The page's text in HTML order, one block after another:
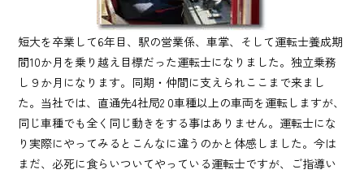
短大を卒業して6年目、駅の営業係、車掌、そして運転士養成期
間10か月を乗り越え目標だった運転士になりました。独立乗務
し９か月になります。同期・仲間に支えられここまで来まし
た。当社では、直通先4社局2 0車種以上の車両を運転しますが、
同じ車種でも全く同じ動きをする事はありません。運転士にな
り実際にやってみるとこんなに違うのかと体感しました。今は
まだ、必死に食らいついてやっている運転士ですが、ご指導い